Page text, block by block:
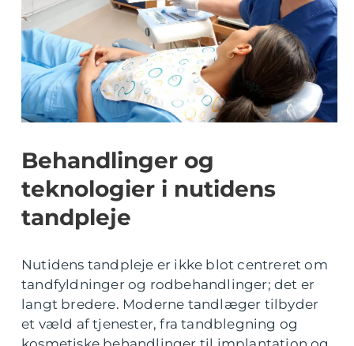
Behandlinger og
teknologier i nutidens
tandpleje
Nutidens tandpleje er ikke blot centreret om
tandfyldninger og rodbehandlinger; det er
langt bredere. Moderne tandlæger tilbyder
et væld af tjenester, fra tandblegning og